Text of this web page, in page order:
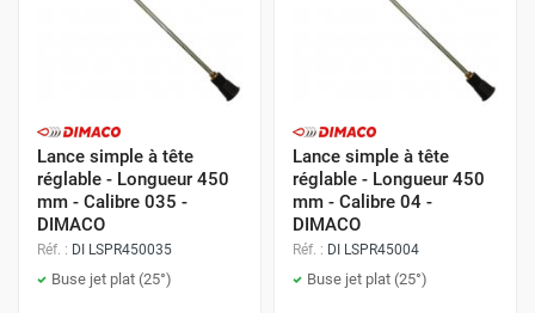
Lance simple à tête
réglable - Longueur 450
mm - Calibre 035 -
DIMACO
Réf. : DI LSPR450035
Buse jet plat (25°)
Lance simple à tête
réglable - Longueur 450
mm - Calibre 04 -
DIMACO
Réf. : DI LSPR45004
Buse jet plat (25°)